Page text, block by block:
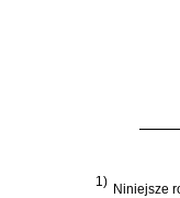
1) Niniejsze